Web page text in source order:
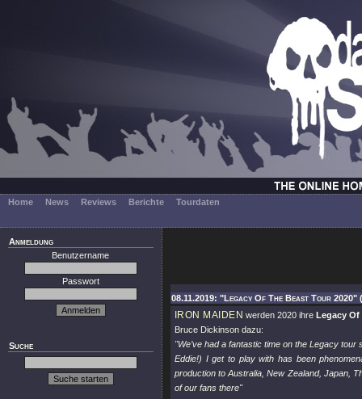
Home News Reviews Berichte Tourdaten
Anmeldung
Benutzername
Passwort
Suche
08.11.2019: "Legacy Of The Beast Tour 2020"
IRON MAIDEN werden 2020 ihreLegacy Of
Bruce Dickinson dazu:
"We’ve had a fantastic time on the Legacy
Eddie!) I get to play with has been
production to Australia, New Zealand, Japan,
of our fans there"